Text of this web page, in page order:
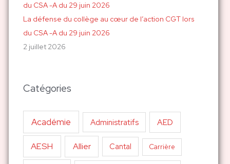
La défense du collège au cœur de l’action CGT lors
du CSA -A du 29 juin 2026
2 juillet 2026
Catégories
Académie Administratifs AED
AESH Allier Cantal Carrière